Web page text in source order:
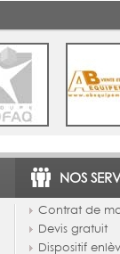
NOS
Contrat de
Devis gratuit
Dispositif